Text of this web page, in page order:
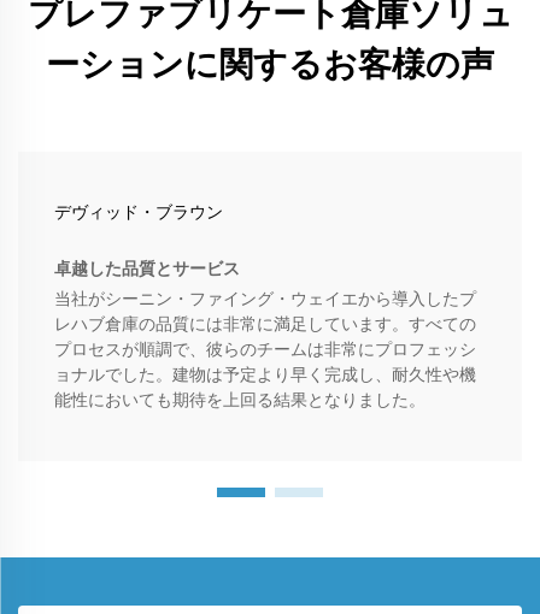
プレファブリケート倉庫ソリュ
ーションに関するお客様の声
デヴィッド・ブラウン
卓越した品質とサービス
当社がシーニン・ファイング・ウェイエから導入したプ
レハブ倉庫の品質には非常に満足しています。すべての
プロセスが順調で、彼らのチームは非常にプロフェッシ
ョナルでした。建物は予定より早く完成し、耐久性や機
能性においても期待を上回る結果となりました。